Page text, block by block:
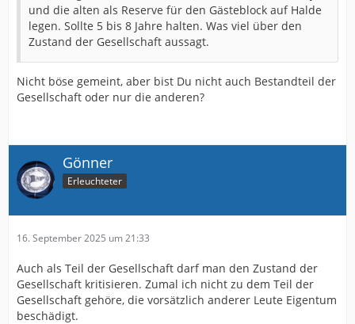
und die alten als Reserve für den Gästeblock auf Halde
legen. Sollte 5 bis 8 Jahre halten. Was viel über den
Zustand der Gesellschaft aussagt.
Nicht böse gemeint, aber bist Du nicht auch Bestandteil der
Gesellschaft oder nur die anderen?
Gönner
Erleuchteter
16. September 2025 um 21:33
Auch als Teil der Gesellschaft darf man den Zustand der
Gesellschaft kritisieren. Zumal ich nicht zu dem Teil der
Gesellschaft gehöre, die vorsätzlich anderer Leute Eigentum
beschädigt.